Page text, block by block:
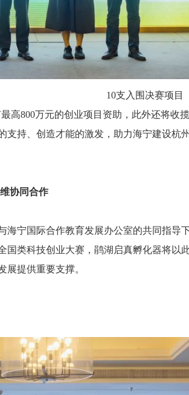
赛项目
高800万元的创业项目资助，此外还将收
持、创造才能的激发，助力海宁建设杭
协同合作
宁国际合作教育发展办公室的共同指导
类科技创业大赛，鹃湖启真孵化器将以
提供重要支撑。